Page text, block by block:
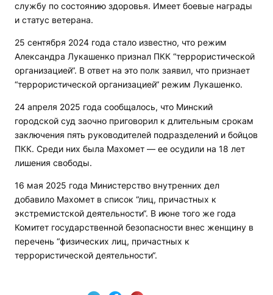
службу по состоянию здоровья. Имеет боевые награды
и статус ветерана.
25 сентября 2024 года стало известно, что режим
Александра Лукашенко признал ПКК “террористической
организацией“. В ответ на это полк заявил, что признает
“террористической организацией“ режим Лукашенко.
24 апреля 2025 года сообщалось, что Минский
городской суд заочно приговорил к длительным срокам
заключения пять руководителей подразделений и бойцов
ПКК. Среди них была Махомет — ее осудили на 18 лет
лишения свободы.
16 мая 2025 года Министерство внутренних дел
добавило Махомет в список “лиц, причастных к
экстремистской деятельности“. В июне того же года
Комитет государственной безопасности внес женщину в
перечень “физических лиц, причастных к
террористической деятельности“.